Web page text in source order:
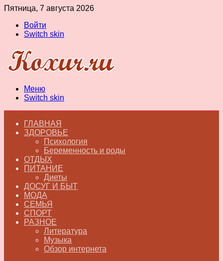
Пятница, 7 августа 2026
Войти
Switch skin
Меню
Switch skin
ГЛАВНАЯ
ЗДОРОВЬЕ
Психология
Беременность и роды
ОТДЫХ
ПИТАНИЕ
Диеты
ДОСУГ И БЫТ
МОДА
СЕМЬЯ
СПОРТ
РАЗНОЕ
Литература
Музыка
Обзор интернета